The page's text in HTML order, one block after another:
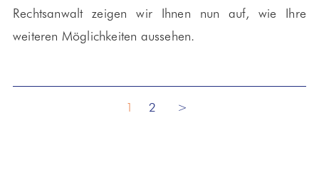
Rechtsanwalt zeigen wir Ihnen nun auf, wie Ihre
weiteren Möglichkeiten aussehen.
1 2 >